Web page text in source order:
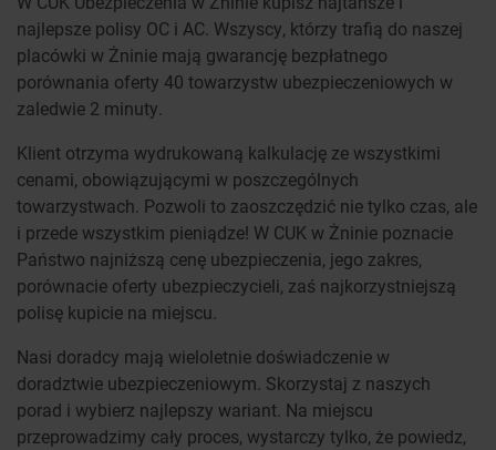
najlepsze polisy OC i AC. Wszyscy, którzy trafią do naszej
placówki w Żninie mają gwarancję bezpłatnego
porównania oferty 40 towarzystw ubezpieczeniowych w
zaledwie 2 minuty.
Klient otrzyma wydrukowaną kalkulację ze wszystkimi
cenami, obowiązującymi w poszczególnych
towarzystwach. Pozwoli to zaoszczędzić nie tylko czas, ale
i przede wszystkim pieniądze! W CUK w Żninie poznacie
Państwo najniższą cenę ubezpieczenia, jego zakres,
porównacie oferty ubezpieczycieli, zaś najkorzystniejszą
polisę kupicie na miejscu.
Nasi doradcy mają wieloletnie doświadczenie w
doradztwie ubezpieczeniowym. Skorzystaj z naszych
porad i wybierz najlepszy wariant. Na miejscu
przeprowadzimy cały proces, wystarczy tylko, że powiedz,